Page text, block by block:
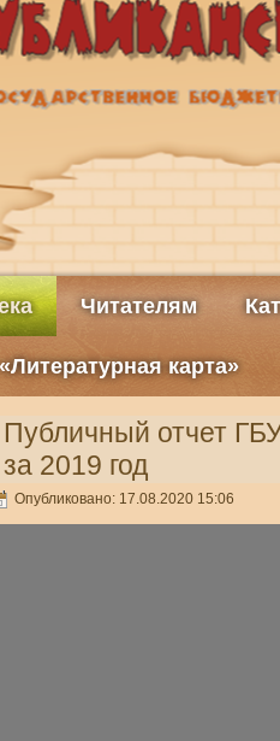
Читателям
карта»
Публичный отчет
за 2019 год
Опубликовано: 17.08.2020 15:06